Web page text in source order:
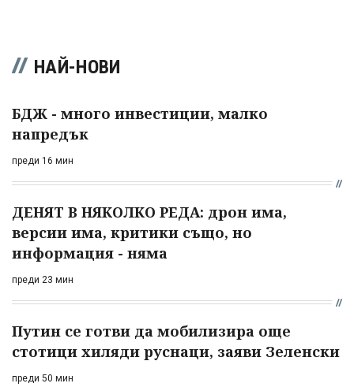
НАЙ-НОВИ
БДЖ - много инвестиции, малко
напредък
преди 16 мин
ДЕНЯТ В НЯКОЛКО РЕДА: дрон има,
версии има, критики също, но
информация - няма
преди 23 мин
Путин се готви да мобилизира още
стотици хиляди руснаци, заяви Зеленски
преди 50 мин